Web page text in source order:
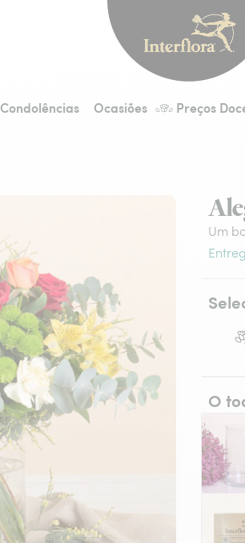
Condolências Ocasiões Preços
Um
O